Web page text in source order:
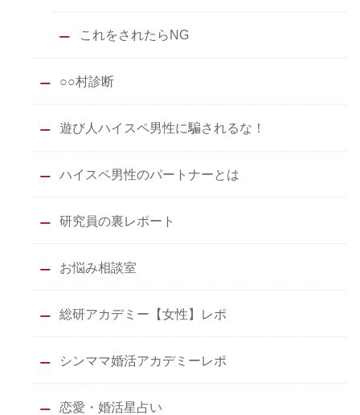
これをされたらNG
○○村診断
遊び人ハイスペ男性に騙されるな！
ハイスペ男性のパートナーとは
研究員の裏レポート
お悩み相談室
総研アカデミー【女性】レポ
シンママ婚活アカデミーレポ
恋愛・婚活星占い